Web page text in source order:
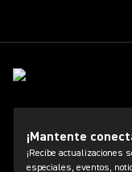
¡Mantente
¡Recibe actualizaciones
especiales, eventos,